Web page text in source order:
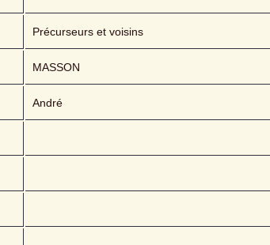
Précurseurs et voisins
MASSON
André